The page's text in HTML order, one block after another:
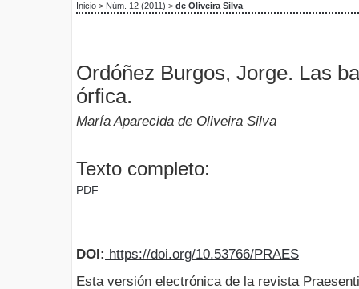
Inicio > Núm. 12 (2011) > de Oliveira Silva
Ordóñez Burgos, Jorge. Las
órfica.
María Aparecida de Oliveira Silva
Texto completo:
PDF
DOI: https://doi.org/10.53766/PRAES
Esta versión electrónica de la revista